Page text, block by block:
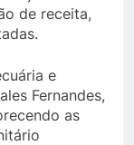
de receita,
e
Fernandes,
as